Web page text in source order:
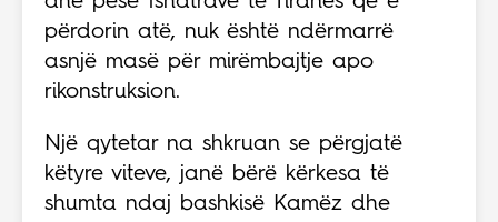
përdorin atë, nuk është ndërmarrë
asnjë masë për mirëmbajtje apo
rikonstruksion.
Një qytetar na shkruan se përgjatë
këtyre viteve, janë bërë kërkesa të
shumta ndaj bashkisë Kamëz dhe